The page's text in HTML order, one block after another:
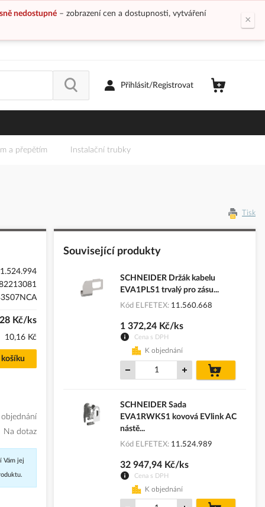
nedostupné– zobrazení cen a dostupnosti, vytváření
×
Přihlásit/Registrovat
a přepětím Instalační trubky
Tisk
Kč/ks
10,16 Kč
Na dotaz
Vám jej
Související produkty
SCHNEIDER Držák kabelu
EVA1PLS1 trvalý pro zásu...
Kód ELFETEX 11.560.668
Cena s DPH
1 372,24 Kč/ks
K objednání
košíku
SCHNEIDER Sada
EVA1RWKS1 kovová EVlink AC
nástě...
Kód ELFETEX 11.524.989
Cena s DPH
32 947,94 Kč/ks
K objednání